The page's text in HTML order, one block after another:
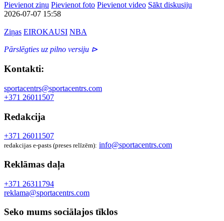
Pievienot ziņu Pievienot foto Pievienot video Sākt diskusiju
2026-07-07 15:58
Ziņas EIROKAUSI NBA
Pārslēgties uz pilno versiju ⊳
Kontakti:
sportacentrs@sportacentrs.com
+371 26011507
Redakcija
+371 26011507
redakcijas e-pasts (preses relīzēm): info@sportacentrs.com
Reklāmas daļa
+371 26311794
reklama@sportacentrs.com
Seko mums sociālajos tīklos